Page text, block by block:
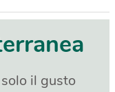
il gusto